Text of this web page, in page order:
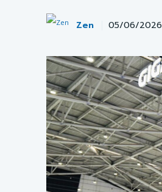
Zen 05/06/2026